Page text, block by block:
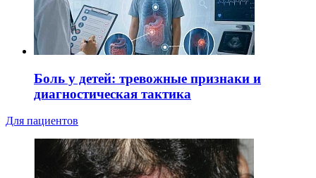
Боль у детей: тревожные признаки и
диагностическая тактика
Для пациентов